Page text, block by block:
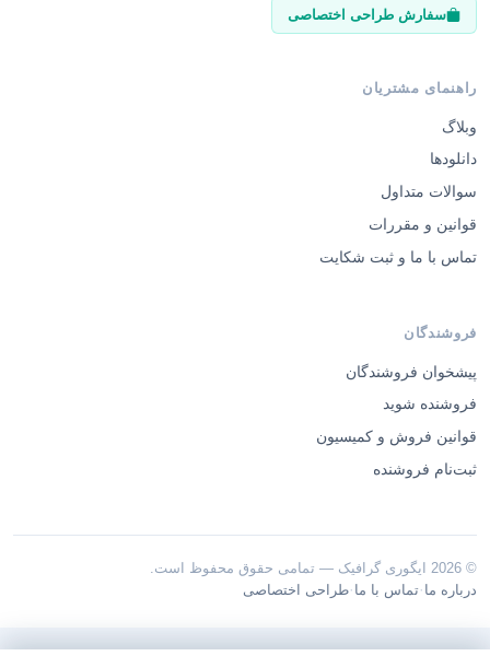
سفارش طراحی اختصاصی
راهنمای مشتریان
وبلاگ
دانلودها
سوالات متداول
قوانین و مقررات
تماس با ما و ثبت شکایت
فروشندگان
پیشخوان فروشندگان
فروشنده شوید
قوانین فروش و کمیسیون
ثبت‌نام فروشنده
© 2026 ایگوری گرافیک — تمامی حقوق محفوظ است.
درباره ما ·تماس با ما ·طراحی اختصاصی